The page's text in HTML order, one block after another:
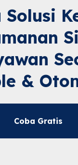
Solusi
&
Coba Gratis